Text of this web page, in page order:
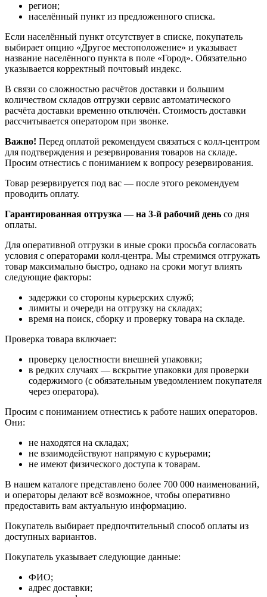
регион;
населённый пункт из предложенного списка.
Если населённый пункт отсутствует в списке, покупатель
выбирает опцию «Другое местоположение» и указывает
название населённого пункта в поле «Город». Обязательно
указывается корректный почтовый индекс.
В связи со сложностью расчётов доставки и большим
количеством складов отгрузки сервис автоматического
расчёта доставки временно отключён. Стоимость доставки
рассчитывается оператором при звонке.
Важно! Перед оплатой рекомендуем связаться с колл‑центром
для подтверждения и резервирования товаров на складе.
Просим отнестись с пониманием к вопросу резервирования.
Товар резервируется под вас — после этого рекомендуем
проводить оплату.
Гарантированная отгрузка — на 3‑й рабочий день со дня
оплаты.
Для оперативной отгрузки в иные сроки просьба согласовать
условия с операторами колл‑центра. Мы стремимся отгружать
товар максимально быстро, однако на сроки могут влиять
следующие факторы:
задержки со стороны курьерских служб;
лимиты и очереди на отгрузку на складах;
время на поиск, сборку и проверку товара на складе.
Проверка товара включает:
проверку целостности внешней упаковки;
в редких случаях — вскрытие упаковки для проверки
содержимого (с обязательным уведомлением покупателя
через оператора).
Просим с пониманием отнестись к работе наших операторов.
Они:
не находятся на складах;
не взаимодействуют напрямую с курьерами;
не имеют физического доступа к товарам.
В нашем каталоге представлено более 700 000 наименований,
и операторы делают всё возможное, чтобы оперативно
предоставить вам актуальную информацию.
Покупатель выбирает предпочтительный способ оплаты из
доступных вариантов.
Покупатель указывает следующие данные:
ФИО;
адрес доставки;